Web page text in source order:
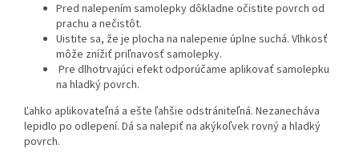
Pred nalepením samolepky dôkladne očistite povrch od
prachu a nečistôt.
Uistite sa, že je plocha na nalepenie úplne suchá. Vlhkosť
môže znížiť priľnavosť samolepky.
Pre dlhotrvajúci efekt odporúčame aplikovať samolepku
na hladký povrch.
Ľahko aplikovateľná a ešte ľahšie odstrániteľná. Nezanecháva
lepidlo po odlepení. Dá sa nalepiť na akýkoľvek rovný a hladký
povrch.